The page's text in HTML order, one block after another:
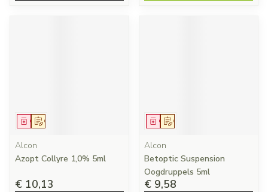
Op voorschrift
Geneesmiddel
Alcon
Azopt Collyre 1,0% 5ml
€ 10,13
Op voorschrift
Geneesmiddel
Alcon
Betoptic Suspension
Oogdruppels 5ml
€ 9,58